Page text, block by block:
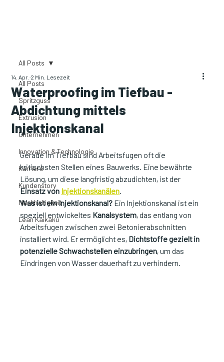
All Posts
Spritzguss
Extrusion
Unternehmen
Innovation & Technologie
Karriere
Kundenstory
Nachhaltigkeit
Lean Kaikaku
All Posts
Waterproofing im Tiefbau -
Abdichtung mittels
Injektionskanal
14. Apr. 2 Min. Lesezeit
Gerade im Tiefbau sind Arbeitsfugen oft die
kritischsten Stellen eines Bauwerks. Eine bewährte
Lösung, um diese langfristig abzudichten, ist der
Einsatz von Injektionskanälen
Was ist ein Injektionskanal? Ein Injektionskanal ist ein
speziell entwickeltes Kanalsystem, das entlang von
Arbeitsfugen zwischen zwei Betonierabschnitten
installiert wird. Er ermöglicht es, Dichtstoffe gezielt in
potenzielle Schwachstellen einzubringen, um das
Eindringen von Wasser dauerhaft zu verhindern.